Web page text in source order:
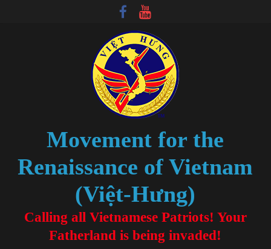
Movement for the
Renaissance of Vietnam
(Việt-Hưng)
Calling all Vietnamese Patriots! Your
Fatherland is being invaded!